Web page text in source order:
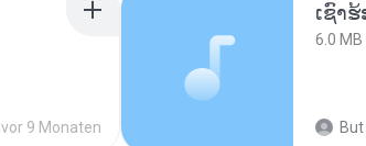
vor 9 Monaten
6.0 MB
But